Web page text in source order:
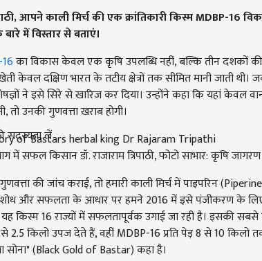
सदस्यता लें
,आपने काली मिर्च की एक क्रांतिकारी किस्मMDBP-16
में विस्तार से बताएं।
का विकास केवल एक कृषि उपलब्धि नहीं, बल्कि तीन दशकों
केवल दक्षिण भारत के तटीय क्षेत्रों तक सीमित मानी जाती
ने इसे सिरे से खारिज कर दिया। उन्होंने कहा कि यहां
उनकी गुणवत्ता खराब होगी।
में सफल किसान डॉ. राजाराम त्रिपाठी, फोटो साभार: कृषि जागरण
की जांच कराई, तो हमारी काली मिर्च में पाइपरिन
और सफलता के आधार पर हमने 2016 में इसे पंजीकरण के लिए
किस्म 16 राज्यों में सफलतापूर्वक उगाई जा रही है। इसकी सबसे
2.5 किलो उपज देते हैं, वहीं MDBP-16 प्रति पेड़ 8 से 10 किलो
सोना" (Black Gold of Bastar) कहा है।